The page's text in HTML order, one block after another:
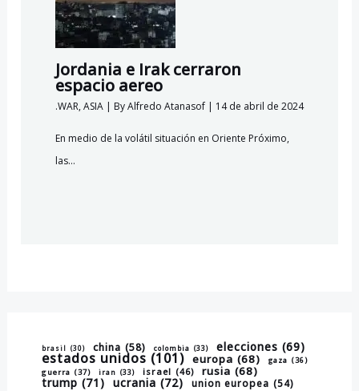
brasil (30) china (58) colombia (33) elecciones (69)
estados unidos (101) europa (68) gaza (36)
guerra (37) iran (33) israel (46) rusia (68)
trump (71) ucrania (72) union europea (54)
Jordania e Irak cerraron
espacio aereo
.WAR,ASIA| ByAlfredo Atanasof | 14 de abril de 2024
En medio de la volátil situación en Oriente Próximo,
las…